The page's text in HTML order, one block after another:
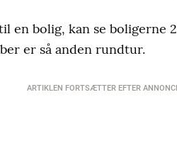
en bolig, kan se boligerne
er så anden rundtur.
ARTIKLEN FORTSÆTTER EFTER